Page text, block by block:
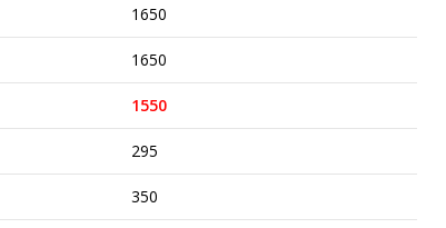
1650
1650
1550
295
350